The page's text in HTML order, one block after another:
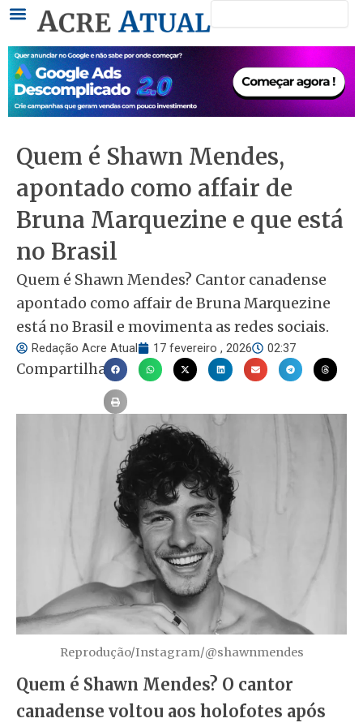
conteúdo
Quem é Shawn Mendes,
apontado como affair de
Bruna Marquezine e que está
no Brasil
Quem é Shawn Mendes? Cantor canadense
apontado como affair de Bruna Marquezine
está no Brasil e movimenta as redes sociais.
Redação Acre Atual 17 fevereiro , 2026 02:37
Compartilhar
Reprodução/Instagram/@shawnmendes
Quem é Shawn Mendes? O cantor
canadense voltou aos holofotes após